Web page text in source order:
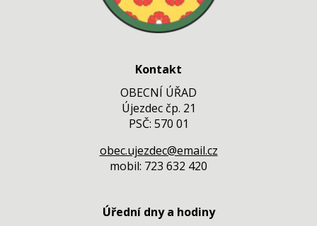
Kontakt
OBECNÍ ÚŘAD
Újezdec čp. 21
PSČ: 570 01
obec.ujezdec@email.cz
mobil: 723 632 420
Úřední dny a hodiny